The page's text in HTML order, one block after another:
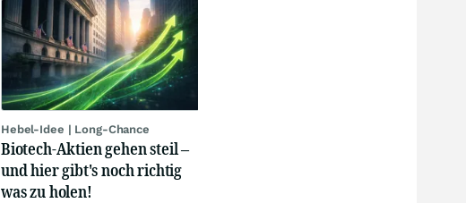
Hebel-Idee | Long-Chance
Biotech-Aktien gehen steil –
und hier gibt's noch richtig
was zu holen!